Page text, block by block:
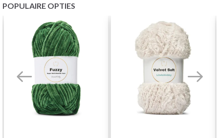
POPULAIRE OPTIES